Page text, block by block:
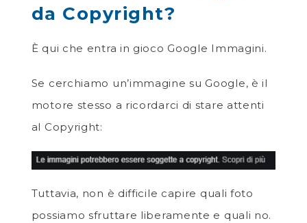
da Copyright?
È qui che entra in gioco Google Immagini.
Se cerchiamo un’immagine su Google, è il
motore stesso a ricordarci di stare attenti
al Copyright:
Tuttavia, non è difficile capire quali foto
possiamo sfruttare liberamente e quali no.